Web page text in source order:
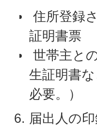
住所登録
証明書票
世帯主と
生証明書
必要。）
届出人の